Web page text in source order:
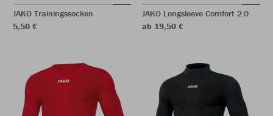
JAKO Trainingssocken
5,50 €
JAKO Longsleeve Comfort 2.0
ab 19,50 €